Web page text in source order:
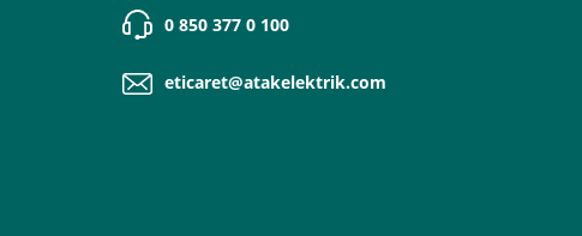
0 850 377 0 100
eticaret@atakelektrik.com